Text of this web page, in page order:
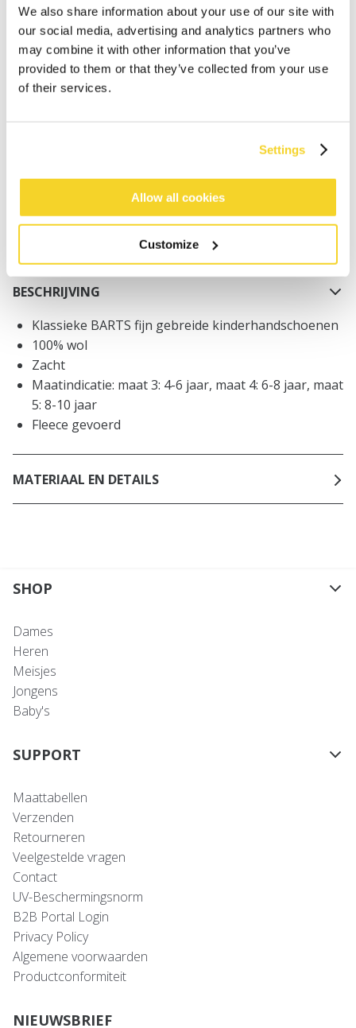
We also share information about your use of our site with
our social media, advertising and analytics partners who
may combine it with other information that you’ve
provided to them or that they’ve collected from your use
of their services.
Settings
Allow all cookies
Customize
Bestellingen die op werkdagen vóór 12:00 uur
Binnen 30 dagen retourneren
BESCHRIJVING
Klassieke BARTS fijn gebreide kinderhandschoenen
100% wol
Zacht
Maatindicatie: maat 3: 4-6 jaar, maat 4: 6-8 jaar, maat
5: 8-10 jaar
Fleece gevoerd
MATERIAAL EN DETAILS
SHOP
Dames
Heren
Meisjes
Jongens
Baby's
SUPPORT
Maattabellen
Verzenden
Retourneren
Veelgestelde vragen
Contact
UV-Beschermingsnorm
B2B Portal Login
Privacy Policy
Algemene voorwaarden
Productconformiteit
NIEUWSBRIEF